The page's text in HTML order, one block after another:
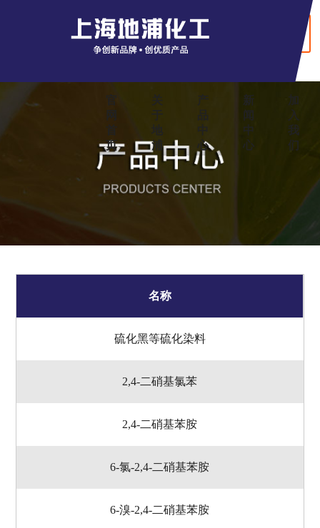
官
网
首
页
关
于
地
浦
产
品
中
心
新
闻
中
心
加
入
我
们
名称
硫化黑等硫化染料
2,4-二硝基氯苯
2,4-二硝基苯胺
6-氯-2,4-二硝基苯胺
6-溴-2,4-二硝基苯胺